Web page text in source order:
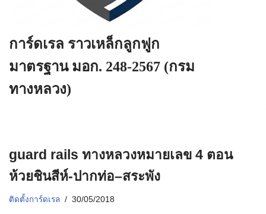
การ์ดเรล ราวเหล็กลูกฟูก
มาตรฐาน มอก. 248-2567 (กรม
ทางหลวง)
guard rails ทางหลวงหมายเลข 4 ตอน
ห้วยชินสีห์-ปากท่อ–สระพัง
ติดตั้งการ์ดเรล 30/05/2018